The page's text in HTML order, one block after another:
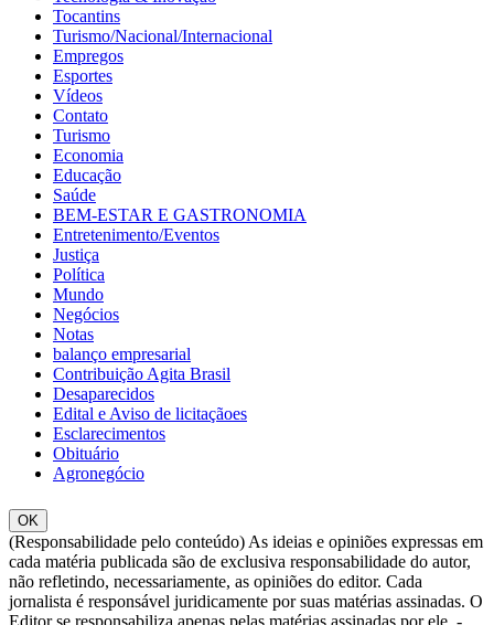
Tocantins
Turismo/Nacional/Internacional
Empregos
Esportes
Vídeos
Contato
Turismo
Economia
Educação
Saúde
BEM-ESTAR E GASTRONOMIA
Entretenimento/Eventos
Justiça
Política
Mundo
Negócios
Notas
balanço empresarial
Contribuição Agita Brasil
Desaparecidos
Edital e Aviso de licitaçãoes
Esclarecimentos
Obituário
Agronegócio
OK
(Responsabilidade pelo conteúdo) As ideias e opiniões expressas em
cada matéria publicada são de exclusiva responsabilidade do autor,
não refletindo, necessariamente, as opiniões do editor. Cada
jornalista é responsável juridicamente por suas matérias assinadas. O
Editor se responsabiliza apenas pelas matérias assinadas por ele. -